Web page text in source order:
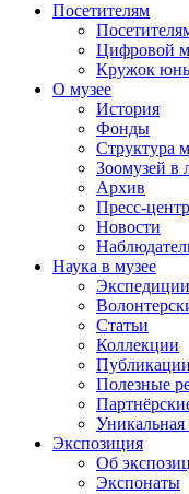
Посетителям
Цифровой
Кружок
О музее
История
Фонды
Структура
Зоомузей в
Архив
Пресс-центр
Новости
Наука в музее
Экспедиции
Статьи
Коллекции
Публикации
Полезные
Уникальная
Экспозиция
Об
Экспонаты